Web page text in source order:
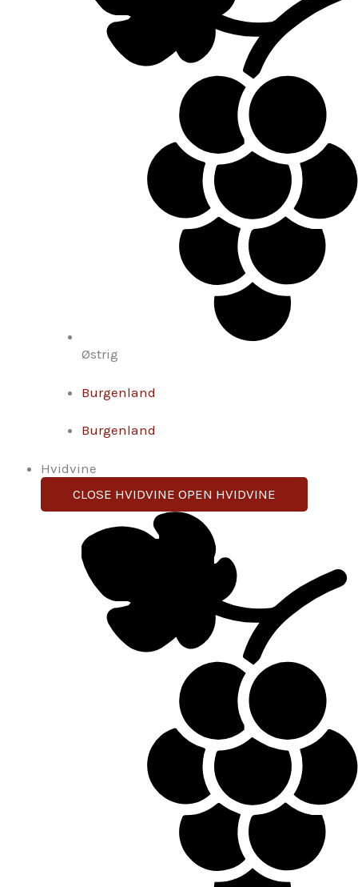
Østrig
Burgenland
Burgenland
Hvidvine
CLOSE HVIDVINE OPEN HVIDVINE